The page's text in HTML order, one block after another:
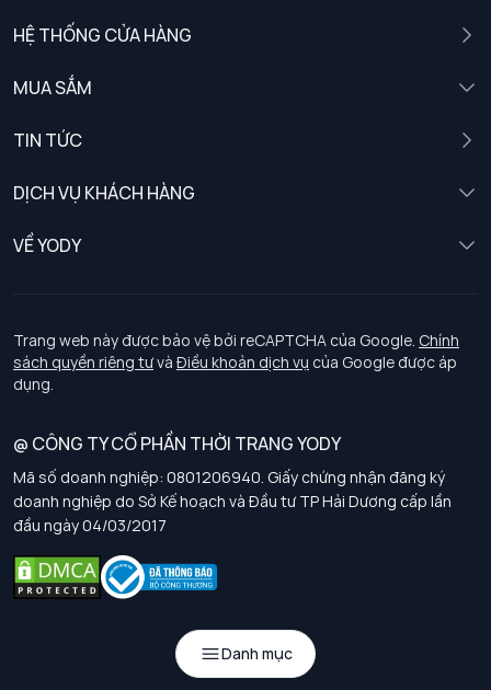
Danh mục
HỆ THỐNG CỬA HÀNG
MUA SẮM
TIN TỨC
DỊCH VỤ KHÁCH HÀNG
Chính sách khách hàng thân thiết
Chính sách bảo vệ dữ liệu cá nhân
Chính sách thanh toán, giao nhận
Chính sách chất lượng và an toàn sức khoẻ nghề nghiệp
Chính sách đơn đồng phục
Hướng dẫn chọn kích thước
VỀ YODY
Tuyển dụng
Trang web này được bảo vệ bởi reCAPTCHA của Google. Chính
sách quyền riêng tưvà Điều khoản dịch vụ của Google được áp
dụng.
@ CÔNG TY CỔ PHẦN THỜI TRANG YODY
Mã số doanh nghiệp: 0801206940. Giấy chứng nhận đăng ký
doanh nghiệp do Sở Kế hoạch và Đầu tư TP Hải Dương cấp lần
đầu ngày 04/03/2017